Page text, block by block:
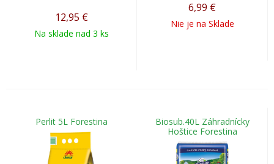
12,95 €
Na sklade nad 3 ks
6,99 €
Nie je na Sklade
Perlit 5L Forestina
Biosub.40L Záhradnícky
Hoštice Forestina